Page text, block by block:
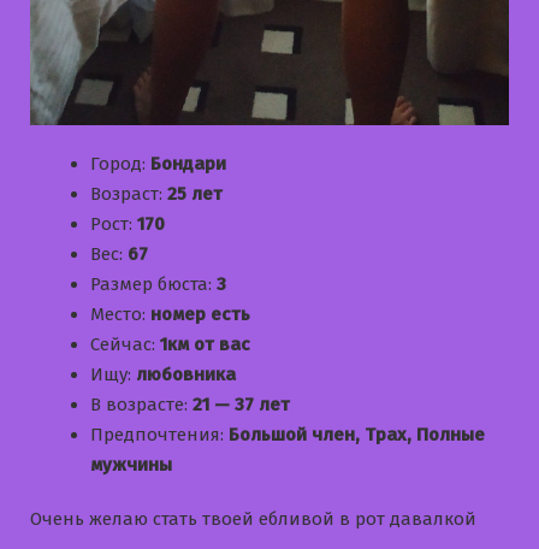
Город: Бондари
Возраст: 25 лет
Рост: 170
Вес: 67
Размер бюста: 3
Место: номер есть
Сейчас: 1км от вас
Ищу: любовника
В возрасте: 21 — 37 лет
Предпочтения: Большой член, Трах, Полные
мужчины
Очень желаю стать твоей ебливой в рот давалкой